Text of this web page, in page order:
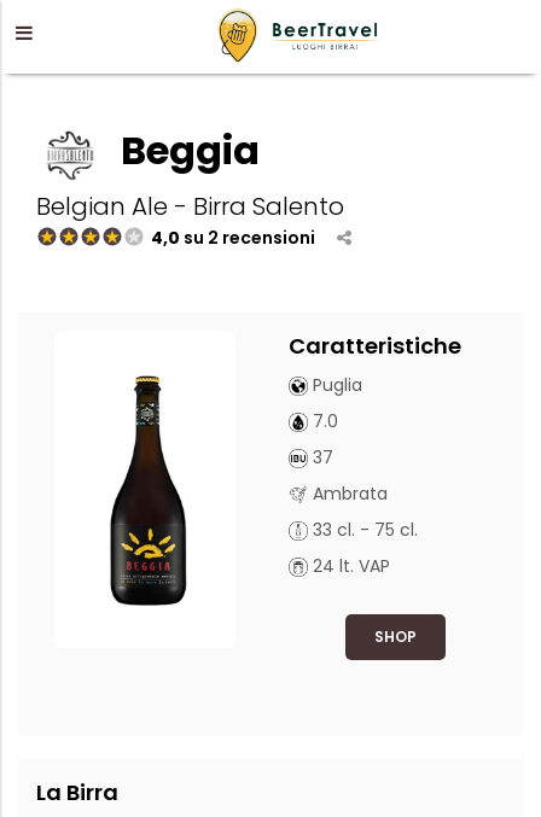
Beggia
Belgian Ale - Birra Salento
4,0 su 2 recensioni
Caratteristiche
Puglia
7.0
37
Ambrata
33 cl. - 75 cl.
24 lt. VAP
SHOP
La Birra